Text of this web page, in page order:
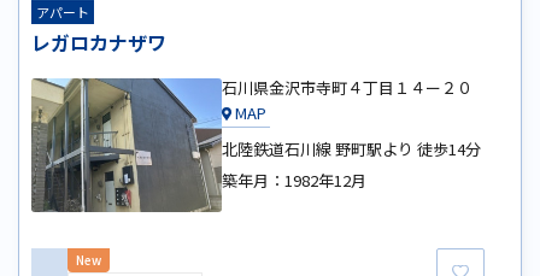
アパート
レガロカナザワ
石川県金沢市寺町４丁目１４ー２０
MAP
北陸鉄道石川線 野町駅より 徒歩14分
築年月：1982年12月
New